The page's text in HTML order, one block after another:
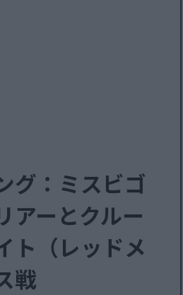
グ：ミスビゴ
アーとクルー
ト（レッドメ
戦